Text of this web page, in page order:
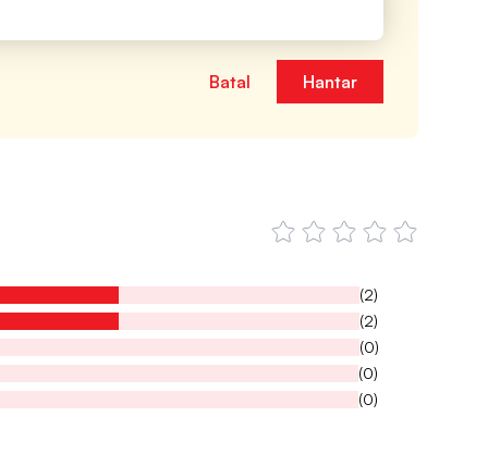
Batal Hantar
(2)
(2)
(0)
(0)
(0)